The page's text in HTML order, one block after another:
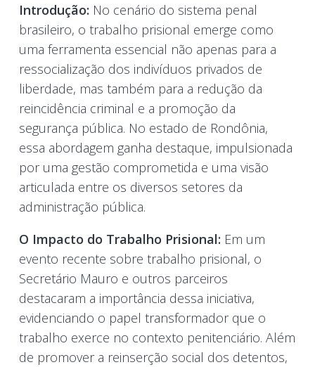
Introdução: No cenário do sistema penal
brasileiro, o trabalho prisional emerge como
uma ferramenta essencial não apenas para a
ressocialização dos indivíduos privados de
liberdade, mas também para a redução da
reincidência criminal e a promoção da
segurança pública. No estado de Rondônia,
essa abordagem ganha destaque, impulsionada
por uma gestão comprometida e uma visão
articulada entre os diversos setores da
administração pública.
O Impacto do Trabalho Prisional: Em um
evento recente sobre trabalho prisional, o
Secretário Mauro e outros parceiros
destacaram a importância dessa iniciativa,
evidenciando o papel transformador que o
trabalho exerce no contexto penitenciário. Além
de promover a reinserção social dos detentos,